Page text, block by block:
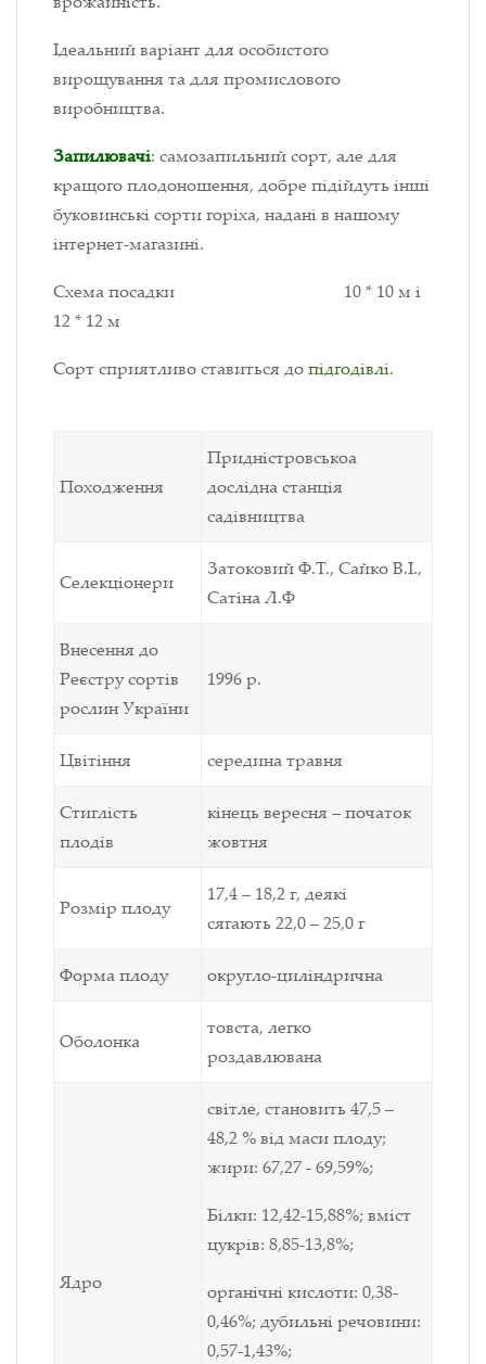
Ідеальний варіант для особистого
вирощування та для промислового
виробництва.
Запилювачі: самозапильний сорт, але для
кращого плодоношення, добре підійдуть інші
буковинські сорти горіха, надані в нашому
інтернет-магазині.
Схема посадки 10 * 10 м і
12 * 12 м
Сорт сприятливо ставиться допідгодівлі.
Походження
Придністровськоа
дослідна станція
садівництва
Селекціонери
Затоковий Ф.Т., Сайко В.І.,
Сатіна Л.Ф
Внесення до
Реєструсортів
рослин України
1996 р.
Цвітіння середина травня
Стиглість
плодів
кінець вересня – початок
жовтня
Розмір плоду
17,4 – 18,2 г, деякі
сягають 22,0 – 25,0 г
Форма плоду округло-циліндрична
Оболонка
товста, легко
роздавлювана
Ядро
світле, становить 47,5 –
48,2 % від маси плоду;
жири: 67,27 - 69,59%;
Білки: 12,42-15,88%; вміст
цукрів: 8,85-13,8%;
органічні кислоти: 0,38-
0,46%; дубильні речовини:
0,57-1,43%;